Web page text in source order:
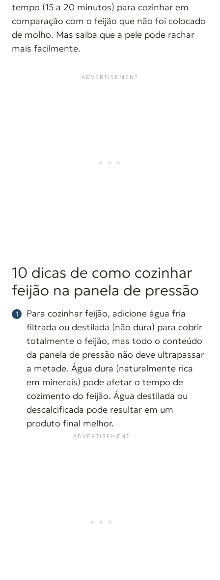
tempo (15 a 20 minutos) para cozinhar em
comparação com o feijão que não foi colocado
de molho. Mas saiba que a pele pode rachar
mais facilmente.
10 dicas de como cozinhar
feijão na panela de pressão
Para cozinhar feijão, adicione água fria
filtrada ou destilada (não dura) para cobrir
totalmente o feijão, mas todo o conteúdo
da panela de pressão não deve ultrapassar
a metade. Água dura (naturalmente rica
em minerais) pode afetar o tempo de
cozimento do feijão. Água destilada ou
descalcificada pode resultar em um
produto final melhor.